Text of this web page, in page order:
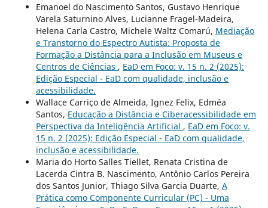
Emanoel do Nascimento Santos, Gustavo Henrique
Varela Saturnino Alves, Lucianne Fragel-Madeira,
Helena Carla Castro, Michele Waltz Comarú, Mediação
e Transtorno do Espectro Autista: Proposta de
Formação a Distância para a Inclusão em Museus e
Centros de Ciências , EaD em Foco: v. 15 n. 2 (2025):
Edição Especial - EaD com qualidade, inclusão e
acessibilidade.
Wallace Carriço de Almeida, Ignez Felix, Edméa
Santos, Educação a Distância e Ciberacessibilidade em
Perspectiva da Inteligência Artificial , EaD em Foco: v.
15 n. 2 (2025): Edição Especial - EaD com qualidade,
inclusão e acessibilidade.
Maria do Horto Salles Tiellet, Renata Cristina de
Lacerda Cintra B. Nascimento, Antônio Carlos Pereira
dos Santos Junior, Thiago Silva Garcia Duarte, A
Prática como Componente Curricular (PC) - Uma